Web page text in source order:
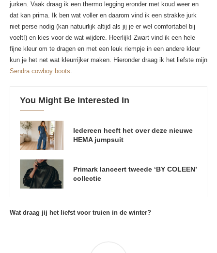
jurken. Vaak draag ik een thermo legging eronder met koud weer en
dat kan prima. Ik ben wat voller en daarom vind ik een strakke jurk
niet perse nodig (kan natuurlijk altijd als jij je er wel comfortabel bij
voelt!) en kies voor de wat wijdere. Heerlijk! Zwart vind ik een hele
fijne kleur om te dragen en met een leuk riempje in een andere kleur
kun je het net wat kleurrijker maken. Hieronder draag ik het liefste mijn
Sendra cowboy boots.
You Might Be Interested In
Iedereen heeft het over deze nieuwe
HEMA jumpsuit
Primark lanceert tweede ‘BY COLEEN’
collectie
Wat draag jij het liefst voor truien in de winter?